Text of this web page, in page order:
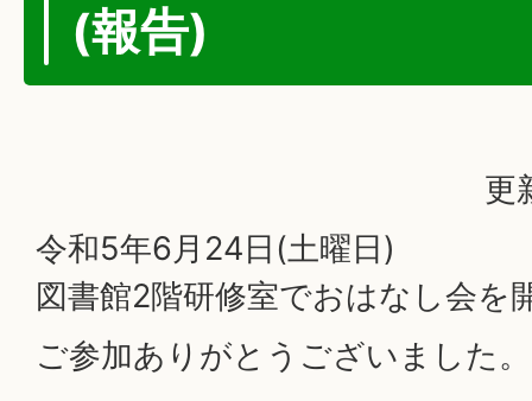
(報告)
更
令和5年6月24日(土曜日)
図書館2階研修室でおはなし会を
ご参加ありがとうございました。